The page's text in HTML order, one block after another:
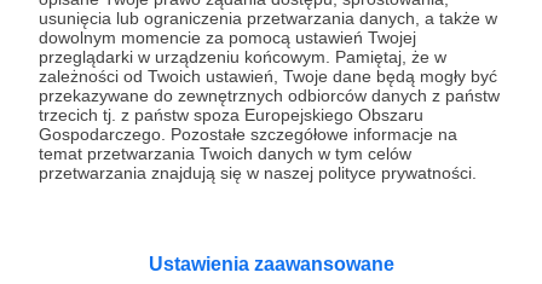
usunięcia lub ograniczenia przetwarzania danych, a także w
dowolnym momencie za pomocą ustawień Twojej
przeglądarki w urządzeniu końcowym. Pamiętaj, że w
zależności od Twoich ustawień, Twoje dane będą mogły być
przekazywane do zewnętrznych odbiorców danych z państw
trzecich tj. z państw spoza Europejskiego Obszaru
Gospodarczego. Pozostałe szczegółowe informacje na
temat przetwarzania Twoich danych w tym celów
przetwarzania znajdują się w naszej polityce prywatności.
Ustawienia zaawansowane
Nie czekaj dłużej i wesprzyj zbiórkę już teraz!